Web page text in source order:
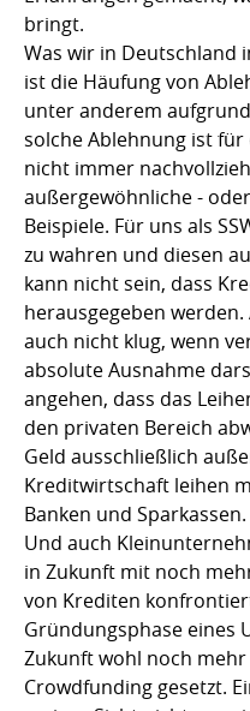
bringt.
Was wir in Deutschland
ist die Häufung von
unter anderem
solche Ablehnung ist
nicht immer
außergewöhnliche -
Beispiele. Für uns als
zu wahren und diesen
kann nicht sein, dass
herausgegeben
auch nicht klug, wenn
absolute Ausnahme
angehen, dass das
den privaten Bereich
Geld ausschließlich
Kreditwirtschaft leihen
Banken und Sparkassen.
Und auch
in Zukunft mit noch
von Krediten
Gründungsphase eines
Zukunft wohl noch
Crowdfunding gesetzt.